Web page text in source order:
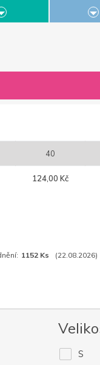
40
124,00 Kč
1152 Ks (22.08.2026)
S